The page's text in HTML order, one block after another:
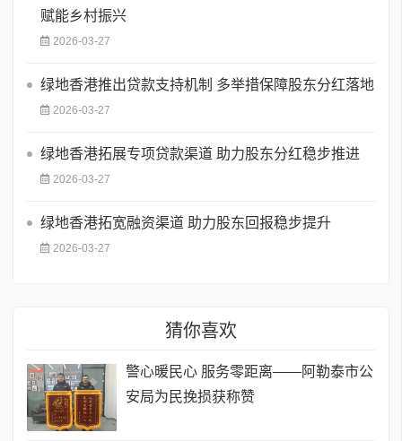
赋能乡村振兴
2026-03-27
绿地香港推出贷款支持机制 多举措保障股东分红落地
2026-03-27
绿地香港拓展专项贷款渠道 助力股东分红稳步推进
2026-03-27
绿地香港拓宽融资渠道 助力股东回报稳步提升
2026-03-27
猜你喜欢
​警心暖民心 服务零距离——阿勒泰市公
安局为民挽损获称赞